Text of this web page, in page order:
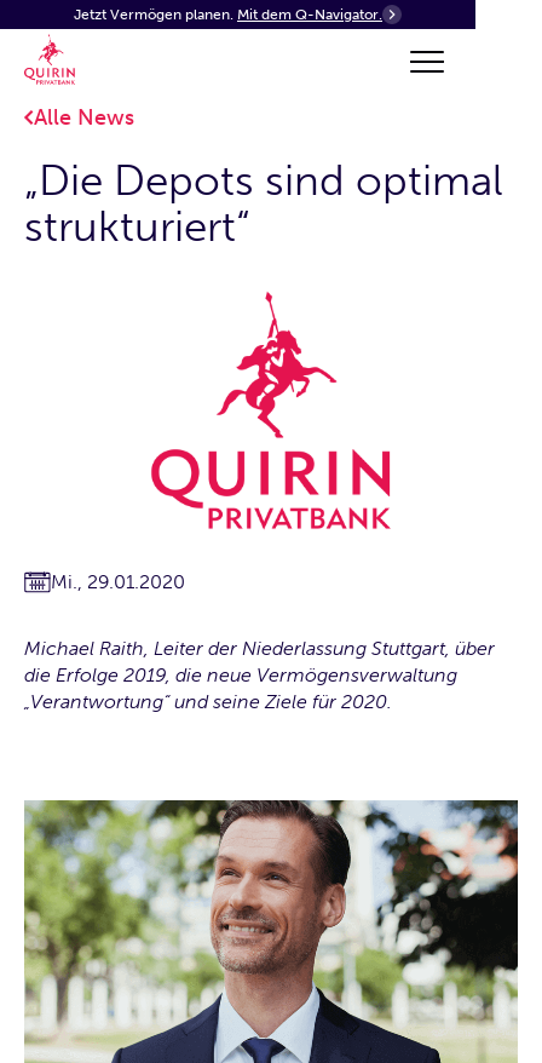
Jetzt Vermögen planen. Mit dem Q-Navigator.
Alle News
„Die Depots sind optimal
strukturiert“
Mi., 29.01.2020
Michael Raith, Leiter der Niederlassung Stuttgart, über
die Erfolge 2019, die neue Vermögensverwaltung
„Verantwortung“ und seine Ziele für 2020.